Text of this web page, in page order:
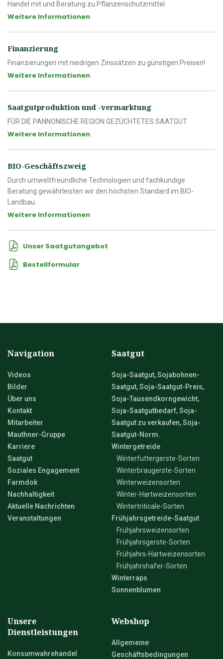
Handel mit und Beratung zu Pflanzenschutzmittel
Weitere Informationen
Finanzierung
Finanzierungen mit niedrigen Zinssätzen zu günstigen Preisen!
Weitere Informationen
Saatgutproduktion und -vermarktung
FÜR DIE PANNONISCHE REGION GEZÜCHTETES SAATGUT
Weitere Informationen
BIO-Geschäftszweig
Durch umweltfreundliche Technologien und fachkundige
Beratung gewährleisten wir den höchsten Standard im BIO-
Landbau.
Weitere Informationen
Unser Saatgutangebot
Bestellformular
Navigation
Videos
Bilder
Über uns
Kontakt
Mitarbeiter
Mauthner-Gruppe
Karriere
Saatgut
Soziales Engagement
Farmdok
Nachhaltigkeit
Aktuelle Nachrichten
Veranstaltungen
Saatgut
Soja-Saatgut, Sojabohnen-
Saatgut, Soja-Saatgut-Preis,
Soja-Tausendkorngewicht,
Soja-Saatgutbedarf, Soja-
Saatgut zu verkaufen, Soja-
Saatgut-Norm.
Wintergetreide
Winterfuttergerste-Sorten
Winterbraugerste-Sorten
Winterweizensorten
Winter-Hartweizensorten
Wintertriticale-Sorten
Frühjahrsgetreide-Saatgut
Frühjahrsweizensorten
Frühjahrsgerste-Sorten
Frühjahrs-Hartweizensorten
Frühjahrshafer-Sorten
Winterraps
Sonnenblumen
Unsere
Dienstleistungen
Konsumwahrehandel
Webshop
Allgemeine
Geschäftsbedingungen